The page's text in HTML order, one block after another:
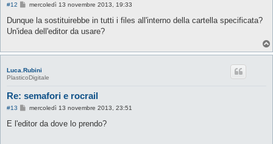
#12
M
s
a
i
mercoledì 13 novembre 2013, 19:33
Dunque la sostituirebbe in tutti i files all'interno della cartella specificata?
Un'idea dell'editor da usare?
Luca.Rubini
PlasticoDigitale
Re: semafori e rocrail
#13
M
s
mercoledì 13 novembre 2013, 23:51
E l'editor da dove lo prendo?